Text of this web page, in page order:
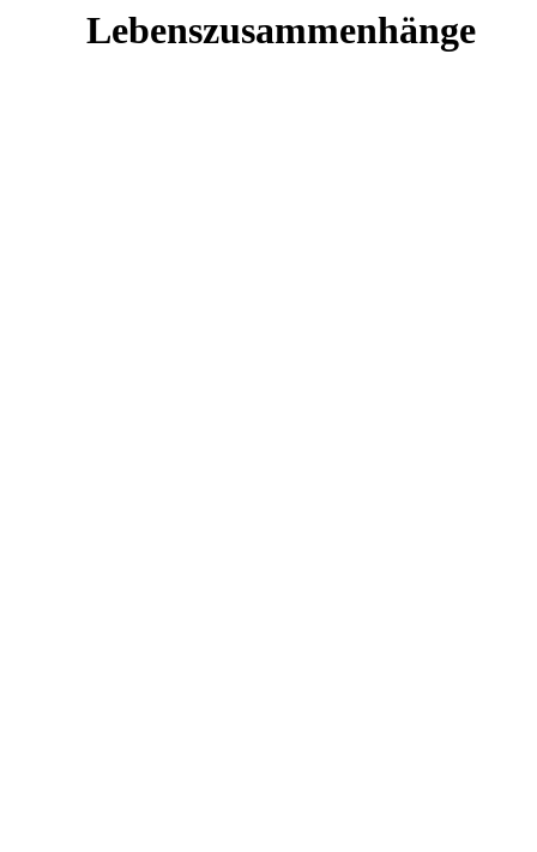
Lebenszusammenhänge